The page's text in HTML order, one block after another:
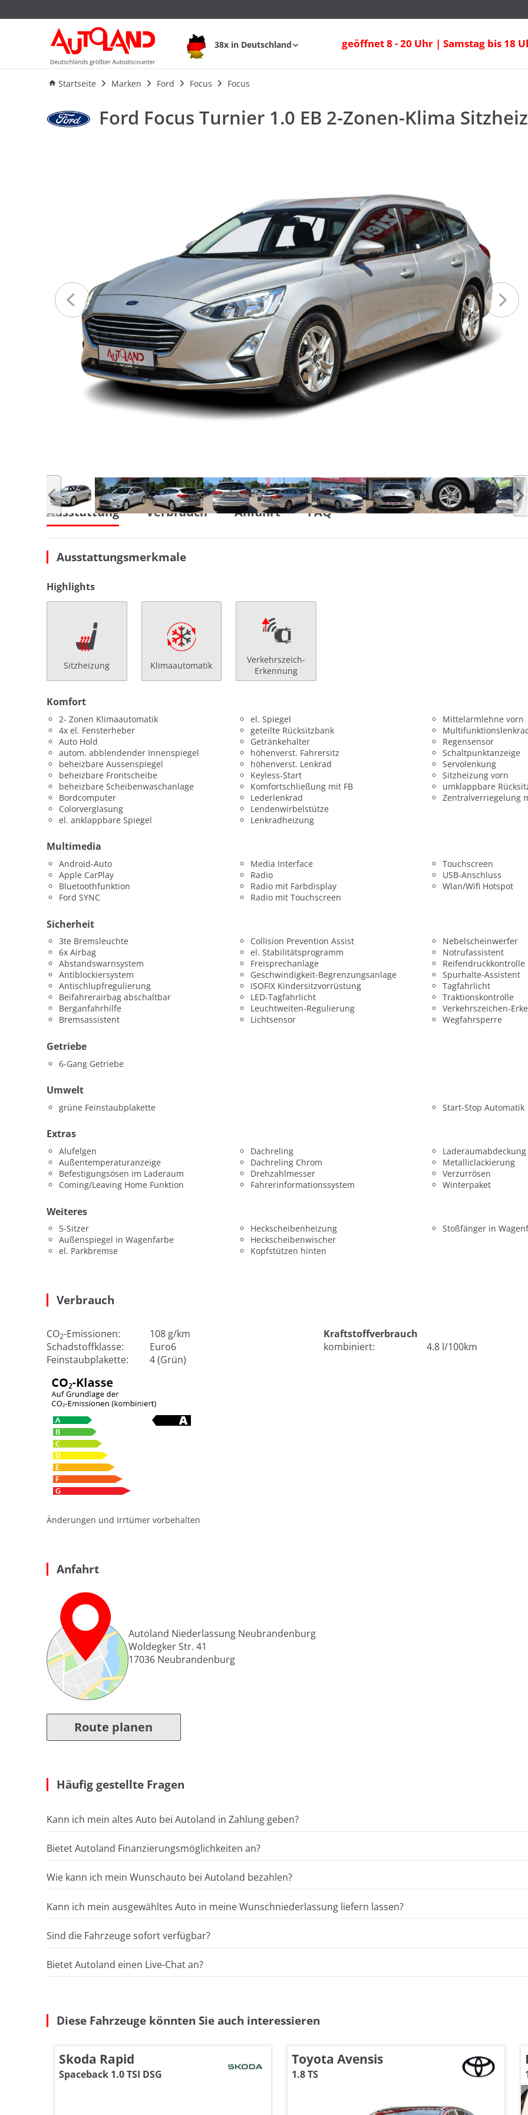
38x in Deutschland geöffnet 8 - 20 Uhr | Samstag bis 18
Startseite Marken Ford Focus Focus
Ford Focus Turnier 1.0 EB 2-Zonen-Klima Sitzheizung
Ausstattung Verbrauch
Ford Focus Turnier 1.0 EB 2-Zonen-Klima
Ausstattung Verbrauch Anfahrt FAQ
Ausstattungsmerkmale
Highlights
Sitzheizung Klimaautomatik
Verkehrszeich-
Erkennung
Komfort
2- Zonen Klimaautomatik
4x el. Fensterheber
Auto Hold
autom. abblendender Innenspiegel
beheizbare Aussenspiegel
beheizbare Frontscheibe
beheizbare Scheibenwaschanlage
Bordcomputer
Colorverglasung
el. anklappbare Spiegel
el. Spiegel
geteilte Rücksitzbank
Getränkehalter
höhenverst. Fahrersitz
höhenverst. Lenkrad
Keyless-Start
Komfortschließung mit FB
Lederlenkrad
Lendenwirbelstütze
Lenkradheizung
Mittelarmlehne vorn
Regensensor
Schaltpunktanzeige
Servolenkung
Sitzheizung vorn
umklappbare
Zentralverriegelung
Multimedia
Android-Auto
Apple CarPlay
Bluetoothfunktion
Ford SYNC
Media Interface
Radio
Radio mit Farbdisplay
Radio mit Touchscreen
Touchscreen
USB-Anschluss
Wlan/Wifi Hotspot
Sicherheit
3te Bremsleuchte
6x Airbag
Abstandswarnsystem
Antiblockiersystem
Antischlupfregulierung
Beifahrerairbag abschaltbar
Berganfahrhilfe
Bremsassistent
Collision Prevention Assist
el. Stabilitätsprogramm
Freisprechanlage
Geschwindigkeit-Begrenzungsanlage
ISOFIX Kindersitzvorrüstung
LED-Tagfahrlicht
Leuchtweiten-Regulierung
Lichtsensor
Nebelscheinwerfer
Notrufassistent
Reifendruckkontrolle
Spurhalte-Assistent
Tagfahrlicht
Traktionskontrolle
Verkehrszeichen-
Wegfahrsperre
Getriebe
6-Gang Getriebe
Umwelt
grüne Feinstaubplakette Start-Stop Automatik
Extras
Alufelgen
Außentemperaturanzeige
Befestigungsösen im Laderaum
Coming/Leaving Home Funktion
Dachreling
Dachreling Chrom
Drehzahlmesser
Fahrerinformationssystem
Laderaumabdeckung
Metalliclackierung
Verzurrösen
Winterpaket
Weiteres
5-Sitzer
Außenspiegel in Wagenfarbe
el. Parkbremse
Heckscheibenheizung
Heckscheibenwischer
Kopfstützen hinten
Stoßfänger in
Verbrauch
CO2-Emissionen:
108 g/km
Schadstoffklasse:
Euro6
Feinstaubplakette:
4 (Grün)
Kraftstoffverbrauch
kombiniert:
4.8 l/100km
Änderungen und Irrtümer vorbehalten
Anfahrt
Autoland Niederlassung Neubrandenburg
Woldegker Str. 41
17036 Neubrandenburg
Route planen
Häufig gestellte Fragen
Kann ich mein altes Auto bei Autoland in Zahlung geben?
Bietet Autoland Finanzierungsmöglichkeiten an?
Wie kann ich mein Wunschauto bei Autoland bezahlen?
Kann ich mein ausgewähltes Auto in meine Wunschniederlassung liefern lassen?
Sind die Fahrzeuge sofort verfügbar?
Bietet Autoland einen Live-Chat an?
Diese Fahrzeuge könnten Sie auch interessieren
Skoda Rapid
Spaceback 1.0 TSI DSG
Toyota Avensis
1.8 TS